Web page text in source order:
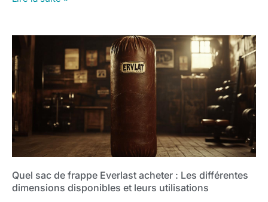
Quel sac de frappe Everlast acheter : Les différentes
dimensions disponibles et leurs utilisations